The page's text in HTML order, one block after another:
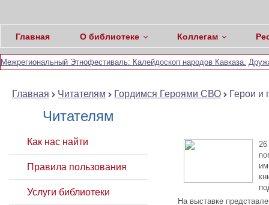
Главная О библиотеке Коллегам
Межрегиональный Этнофестиваль: Калейдоскоп народов Кавказа.
Главная Читателям Гордимся Героями СВО Герои и
Читателям
Как нас найти
Правила пользования
Услуги библиотеки
26
На выставке